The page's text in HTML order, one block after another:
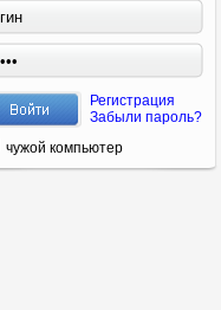
Регистрация
Забыли пароль?
чужой компьютер